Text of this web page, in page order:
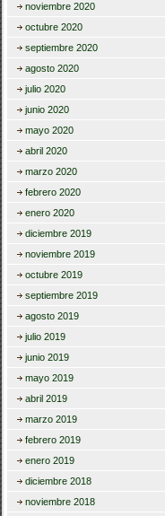
noviembre 2020
octubre 2020
septiembre 2020
agosto 2020
julio 2020
junio 2020
mayo 2020
abril 2020
marzo 2020
febrero 2020
enero 2020
diciembre 2019
noviembre 2019
octubre 2019
septiembre 2019
agosto 2019
julio 2019
junio 2019
mayo 2019
abril 2019
marzo 2019
febrero 2019
enero 2019
diciembre 2018
noviembre 2018